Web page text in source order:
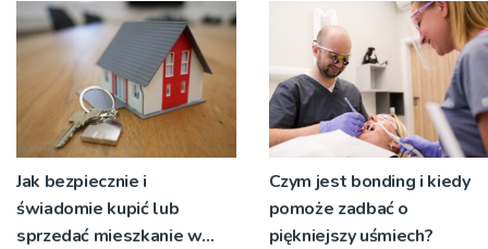
niecodziennych
okolicznościach
Jak bezpiecznie i
świadomie kupić lub
sprzedać mieszkanie w
Czym jest bonding i kiedy
pomoże zadbać o
piękniejszy uśmiech?